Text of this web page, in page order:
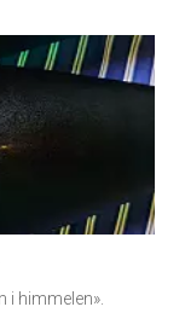
i himmelen».